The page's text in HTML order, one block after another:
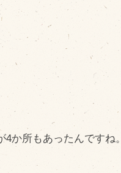
か所もあったんですね。